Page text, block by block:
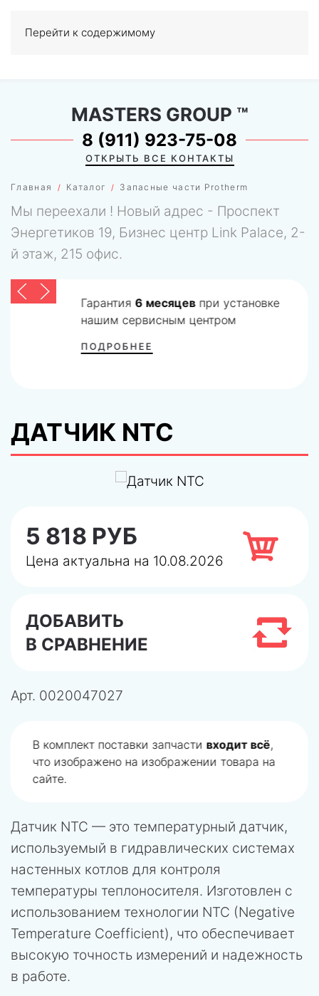
Перейти к содержимому
0
Главная Каталог Запасные части Protherm
MASTERS GROUP ™
8 (911) 923-75-08
ОТКРЫТЬ ВСЕ КОНТАКТЫ
Мы переехали ! Новый адрес - Проспект
Энергетиков 19, Бизнес центр Link Palace, 2-
й этаж, 215 офис.
Гарантия 6 месяцевпри установке
нашим сервисным центром
ПОДРОБНЕЕ
ДАТЧИК NTC
5 818 РУБ
Цена актуальна на 10.08.2026
ДОБАВИТЬ
В СРАВНЕНИЕ
Арт. 0020047027
В комплект поставки запчасти входит всё,
что изображено на изображении товара на
сайте.
Датчик NTC — это температурный датчик,
используемый в гидравлических системах
настенных котлов для контроля
температуры теплоносителя. Изготовлен с
использованием технологии NTC (Negative
Temperature Coefficient), что обеспечивает
высокую точность измерений и надежность
в работе.